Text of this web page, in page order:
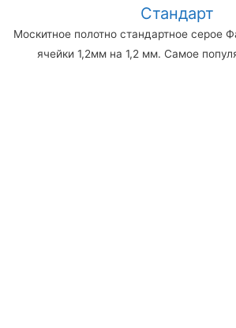
Стандарт
Москитное полотно стандартное серое
ячейки 1,2мм на 1,2 мм. Самое